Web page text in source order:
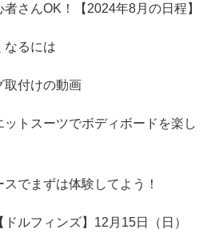
さんOK！【2024年8月の日程】
なるには
取付けの動画
トスーツでボディボードを楽し
でまずは体験してよう！
ルフィンズ】12月15日（日）